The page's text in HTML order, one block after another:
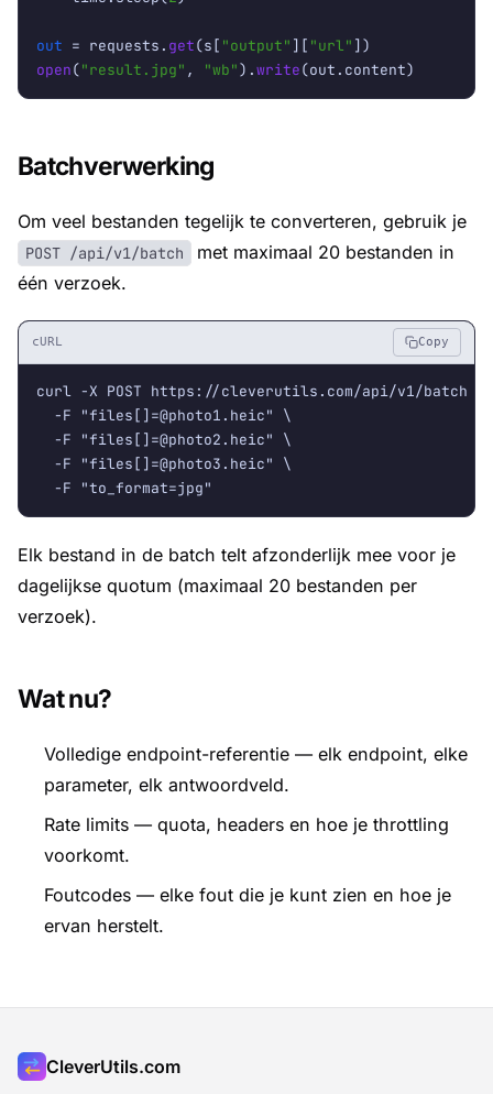
out = requests. get(s[ "output" ][ "url"
open("result.jpg" , "wb").write(out.content)
Batchverwerking
Om veel bestanden tegelijk te converteren, gebruik je
POST /api/v1/batch
met maximaal 20 bestanden in
één verzoek.
cURL Copy
curl -X POST https://cleverutils.com/api/v1/batch \
  -F "files[]
=@photo1.heic" \
  -F "files[]
=@photo2.heic" \
  -F "files[]
=@photo3.heic" \
  -F "to_format=jpg"
Elk bestand in de batch telt afzonderlijk mee voor je
dagelijkse quotum (maximaal 20 bestanden per
verzoek).
Wat nu?
Volledige endpoint-referentie — elk endpoint, elke
parameter, elk antwoordveld.
Rate limits — quota, headers en hoe je throttling
voorkomt.
Foutcodes — elke fout die je kunt zien en hoe je
ervan herstelt.
CleverUtils.com